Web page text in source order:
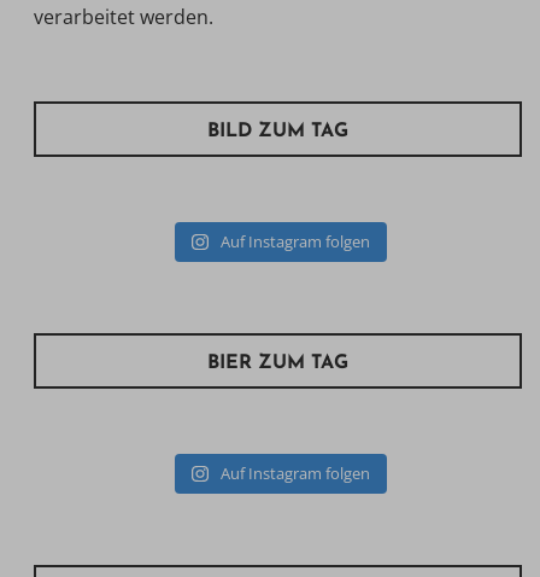
verarbeitet werden.
BILD ZUM TAG
Auf Instagram folgen
BIER ZUM TAG
Auf Instagram folgen